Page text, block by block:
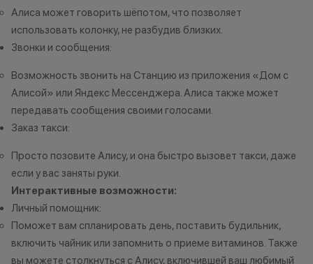
Алиса может говорить шёпотом, что позволяет
использовать колонку, не разбудив близких.
Звонки и сообщения:
Возможность звонить на Станцию ​​из приложения «Дом с
Алисой» или Яндекс Мессенджера. Алиса также может
передавать сообщения своими голосами.
Заказ такси:
Просто позовите Алису, и она быстро вызовет такси, даже
если у вас заняты руки.
Интерактивные возможности:
Личный помощник:
Поможет вам спланировать день, поставить будильник,
включить чайник или запомнить о приеме витаминов. Также
вы можете столкнуться с Алису, включившей ваш любимый